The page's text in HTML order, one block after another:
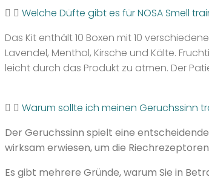
Welche Düfte gibt es für NOSA Smell
Das Kit enthält 10 Boxen mit 10
Lavendel, Menthol, Kirsche und Kälte.
leicht durch das Produkt zu atmen. Der
Warum sollte ich meinen Geruchssinn
Der Geruchssinn spielt eine
wirksam erwiesen, um die
Es gibt mehrere Gründe, warum Sie in